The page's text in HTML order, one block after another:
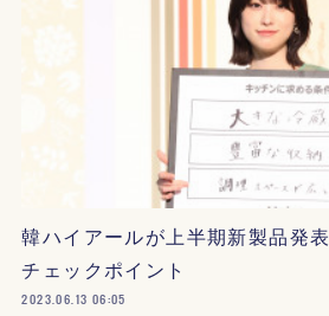
韓ハイアールが上半期新製品発
チェックポイント
2023.06.13 06:05